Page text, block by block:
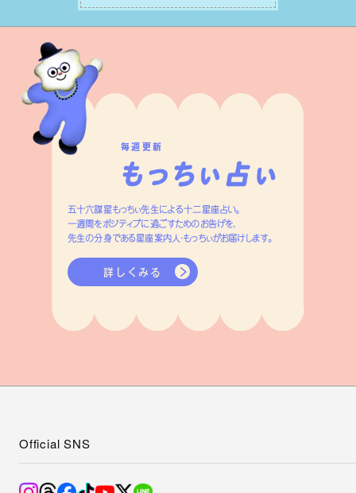
いきます。
毎週更新
五十六謀星もっちぃ先生による十二星座占い。
一週間をポジティブに過ごすためのお告げを、
先生の分身である星座案内人・もっちぃがお届けします。
詳しくみる
Official SNS